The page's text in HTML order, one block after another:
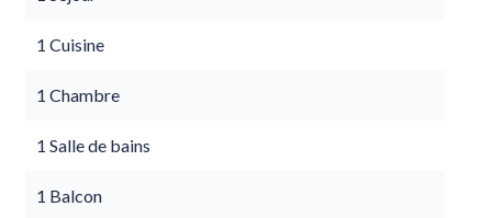
1 Cuisine
1 Chambre
1 Salle de bains
1 Balcon